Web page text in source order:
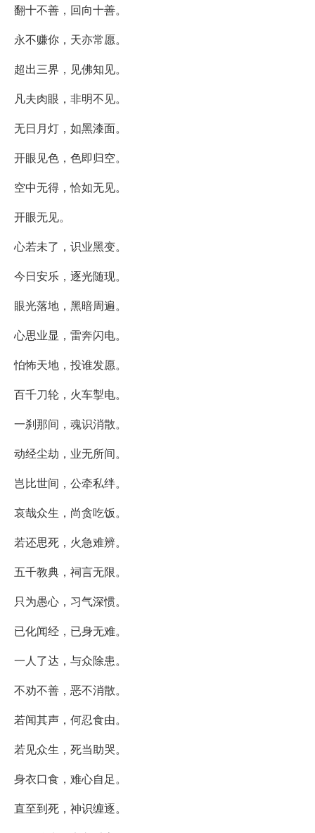
翻十不善，回向十善。
永不赚你，天亦常愿。
超出三界，见佛知见。
凡夫肉眼，非明不见。
无日月灯，如黑漆面。
开眼见色，色即归空。
空中无得，恰如无见。
开眼无见。
心若未了，识业黑变。
今日安乐，逐光随现。
眼光落地，黑暗周遍。
心思业显，雷奔闪电。
怕怖天地，投谁发愿。
百千刀轮，火车掣电。
一刹那间，魂识消散。
动经尘劫，业无所间。
岂比世间，公牵私绊。
哀哉众生，尚贪吃饭。
若还思死，火急难辨。
五千教典，祠言无限。
只为愚心，习气深惯。
已化闻经，已身无难。
一人了达，与众除患。
不劝不善，恶不消散。
若闻其声，何忍食由。
若见众生，死当助哭。
身衣口食，难心自足。
直至到死，神识缠逐。